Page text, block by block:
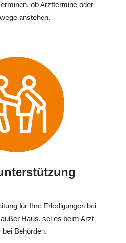
ob Arzttermine oder
anstehen.
für Ihre Erledigungen bei
Haus, sei es beim Arzt
bei Behörden.